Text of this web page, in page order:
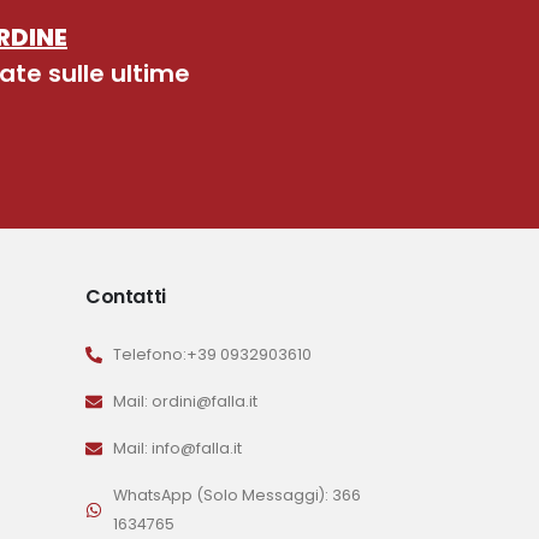
sulle ultime
Contatti
Telefono:+39 0932903610
Mail: ordini@falla.it
Mail: info@falla.it
WhatsApp (Solo Messaggi): 366
1634765